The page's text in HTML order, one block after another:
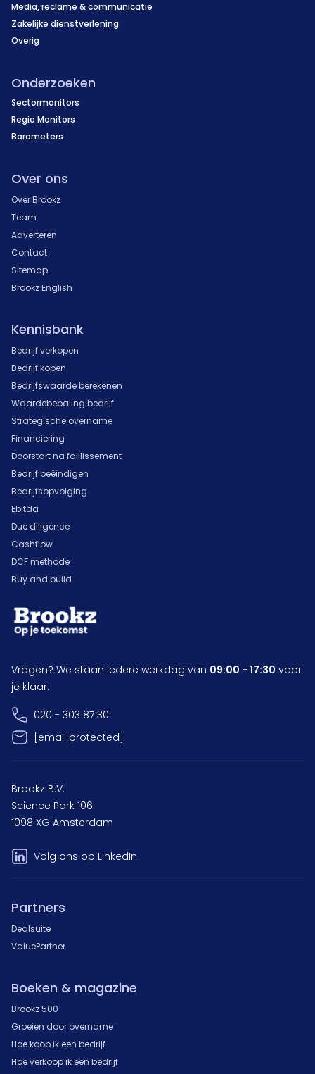
Media, reclame & communicatie
Zakelijke dienstverlening
Overig
Onderzoeken
Sectormonitors
Regio Monitors
Barometers
Over ons
Over Brookz
Team
Adverteren
Contact
Sitemap
Brookz English
Kennisbank
Bedrijf verkopen
Bedrijf kopen
Bedrijfswaarde berekenen
Waardebepaling bedrijf
Strategische overname
Financiering
Doorstart na faillissement
Bedrijf beëindigen
Bedrijfsopvolging
Ebitda
Due diligence
Cashflow
DCF methode
Buy and build
Vragen? We staan iedere werkdag van 09:00 - 17:30 voor
je klaar.
020 - 303 87 30
[email protected]
Brookz B.V.
Science Park 106
1098 XG Amsterdam
Volg ons op LinkedIn
Partners
Dealsuite
ValuePartner
Boeken & magazine
Brookz 500
Groeien door overname
Hoe koop ik een bedrijf
Hoe verkoop ik een bedrijf